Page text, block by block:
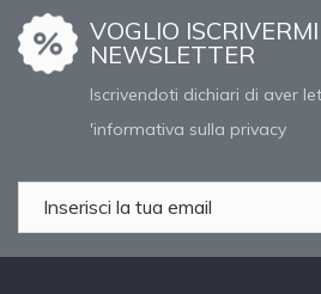
VOGLIO
NEWSLETTER
Iscrivendoti dichiari di aver
'informativa sulla privacy